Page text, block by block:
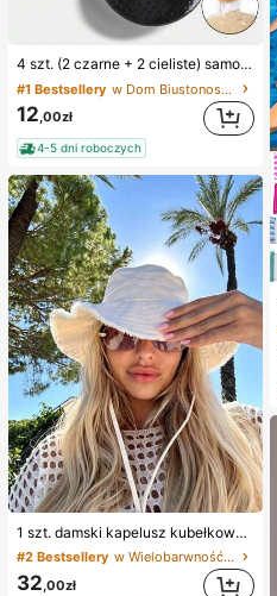
4 szt. (2 czarne + 2 cieliste) samoprzylepne silikonowe niewidoczne wkładki do biustonosza, bez ramiączek i bez pleców, zbierające miseczki na ślub, sukienki z odkrytymi ramionami i przyjęcia dla druhen
#1 Bestsellery w Dom Biustonosz samoprzylepny dla kobiet
12,00zł
4-5 dni roboczych
1 szt. damski kapelusz kubełkowy ze sznurkiem dekoracyjnym, regulowany pasek pod brodę, efekt przetarć, miękki materiał, ochrona przed słońcem i wiatrem, modny i uniwersalny, odpowiedni na podróże, plażę, wakacje i codzienny casual, estetyczny
#2 Bestsellery w Wielobarwność Kapelusz Wiadro Kobiet
32 ,00zł